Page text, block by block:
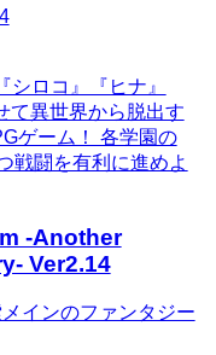
ロコ』『ヒナ』
て異世界から脱出す
ゲーム！ 各学園の
戦闘を有利に進めよ
-Another
Ver2.14
インのファンタジー